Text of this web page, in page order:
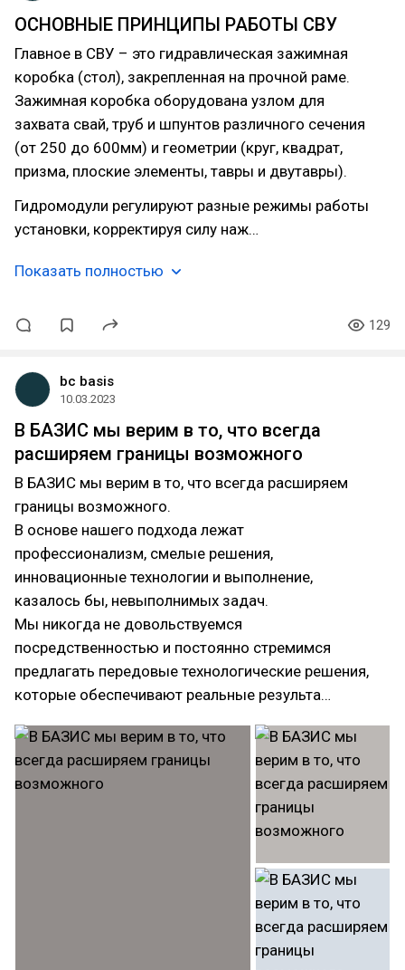
ОСНОВНЫЕ ПРИНЦИПЫ РАБОТЫ СВУ
Главное в СВУ – это гидравлическая зажимная
коробка (стол), закрепленная на прочной раме.
Зажимная коробка оборудована узлом для
захвата свай, труб и шпунтов различного сечения
(от 250 до 600мм) и геометрии (круг, квадрат,
призма, плоские элементы, тавры и двутавры).
Гидромодули регулируют разные режимы работы
установки, корректируя силу наж…
Показать полностью
129
bc basis
10.03.2023
В БАЗИС мы верим в то, что всегда
расширяем границы возможного
В БАЗИС мы верим в то, что всегда расширяем
границы возможного.
В основе нашего подхода лежат
профессионализм, смелые решения,
инновационные технологии и выполнение,
казалось бы, невыполнимых задач.
Мы никогда не довольствуемся
посредственностью и постоянно стремимся
предлагать передовые технологические решения,
которые обеспечивают реальные результа…